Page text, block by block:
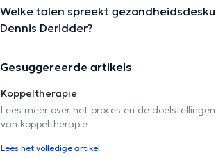
Welke talen spreekt
Dennis Deridder?
Gesuggereerde artikels
Koppeltherapie
Lees meer over het proces en de doelstellingen
van koppeltherapie
Lees het volledige artikel